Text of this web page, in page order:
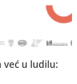
već u ludilu: